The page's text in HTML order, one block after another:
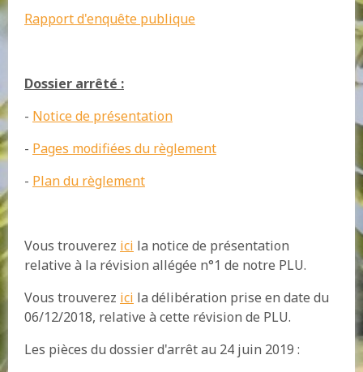
Rapport d'enquête publique
Dossier arrêté :
- Notice de présentation
- Pages modifiées du règlement
- Plan du règlement
Vous trouverez ici la notice de présentation
relative à la révision allégée n°1 de notre PLU.
Vous trouverez ici la délibération prise en date du
06/12/2018, relative à cette révision de PLU.
Les pièces du dossier d'arrêt au 24 juin 2019 :